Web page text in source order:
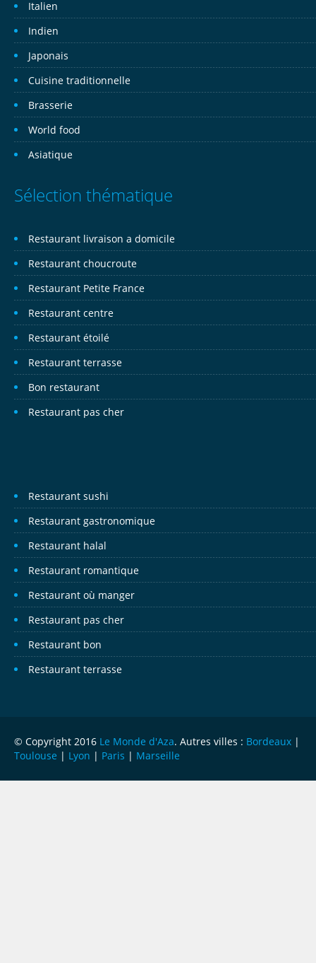
Italien
Indien
Japonais
Cuisine traditionnelle
Brasserie
World food
Asiatique
Sélection thématique
Restaurant livraison a domicile
Restaurant choucroute
Restaurant Petite France
Restaurant centre
Restaurant étoilé
Restaurant terrasse
Bon restaurant
Restaurant pas cher
Restaurant sushi
Restaurant gastronomique
Restaurant halal
Restaurant romantique
Restaurant où manger
Restaurant pas cher
Restaurant bon
Restaurant terrasse
© Copyright 2016 Le Monde d'Aza. Autres villes : Bordeaux |
Toulouse | Lyon | Paris | Marseille